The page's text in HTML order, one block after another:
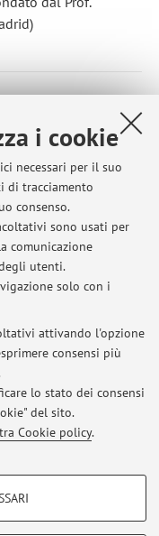
i cookie
necessari per il suo
di tracciamento
consenso.
sono usati per
comunicazione
utenti.
solo con i
attivando l'opzione
consensi più
lo stato dei consensi
del sito.
Cookie policy.
dal Prof.